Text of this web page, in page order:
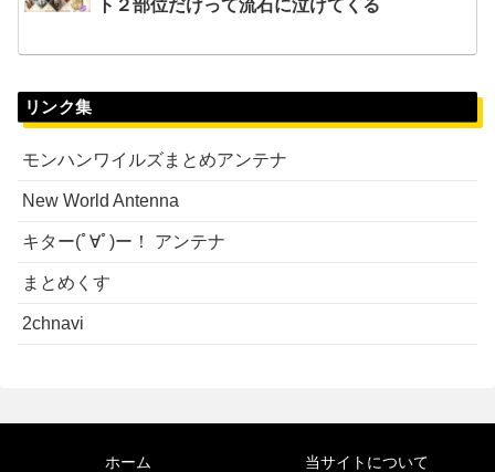
ト２部位だけって流石に泣けてくる
リンク集
モンハンワイルズまとめアンテナ
New World Antenna
キター(ﾟ∀ﾟ)ー！ アンテナ
まとめくす
2chnavi
ホーム 当サイトについて